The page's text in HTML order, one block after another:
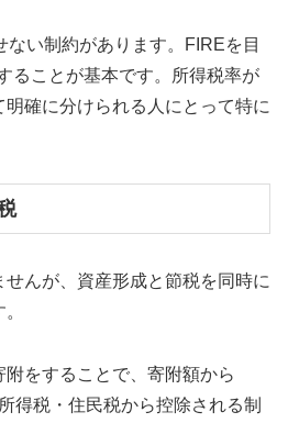
ない制約があります。FIREを目
ることが基本です。所得税率が
確に分けられる人にとって特に
んが、資産形成と節税を同時に
をすることで、寄附額から
得税・住民税から控除される制